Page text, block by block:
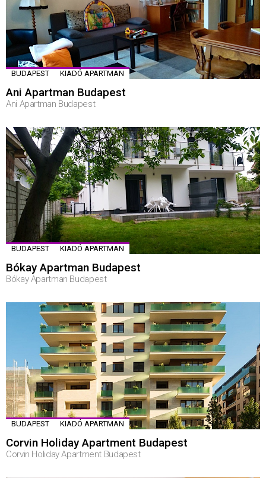
BUDAPEST KIADÓ APARTMAN
Ani Apartman Budapest
Ani Apartman Budapest
BUDAPEST KIADÓ APARTMAN
Bókay Apartman Budapest
Bókay Apartman Budapest
BUDAPEST KIADÓ APARTMAN
Corvin Holiday Apartment Budapest
Corvin Holiday Apartment Budapest